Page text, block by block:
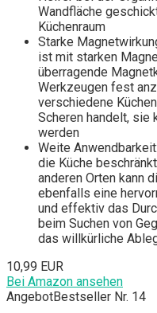
Wandfläche
Küchenraum
Starke
ist mit starken
überragende
Werkzeugen fest
verschiedene
Scheren handelt,
werden
Weite
die Küche
anderen Orten kann
ebenfalls eine
und effektiv das
beim Suchen von
das willkürliche
10,99 EUR
Bei Amazon ansehen
AngebotBestseller Nr. 14